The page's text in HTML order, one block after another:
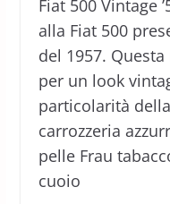
Fiat 500 Vintage
alla Fiat 500
del 1957.
per un look
particolarità
carrozzeria
pelle Frau
cuoio